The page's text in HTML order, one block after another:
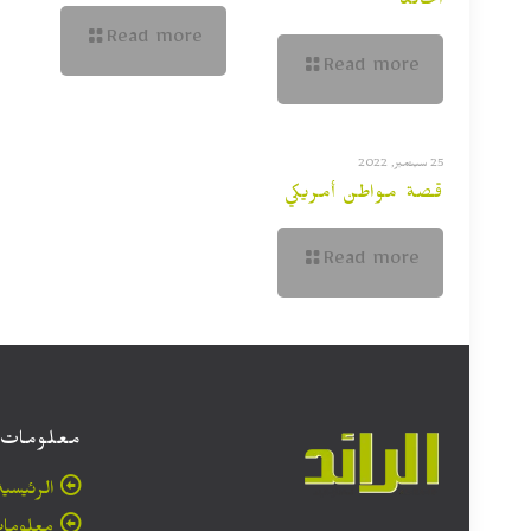
Read more
Read more
25 سبتمبر, 2022
قصة مواطن أمريكي
Read more
معلومات